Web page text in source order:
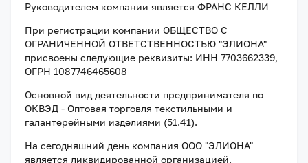
Руководителем компании является ФРАНС КЕЛЛИ
При регистрации компании ОБЩЕСТВО С
ОГРАНИЧЕННОЙ ОТВЕТСТВЕННОСТЬЮ "ЭЛИОНА"
присвоены следующие реквизиты: ИНН 7703662339,
ОГРН 1087746465608
Основной вид деятельности предпринимателя по
ОКВЭД - Оптовая торговля текстильными и
галантерейными изделиями (51.41).
На сегодняшний день компания ООО "ЭЛИОНА"
является ликвидированной организацией.